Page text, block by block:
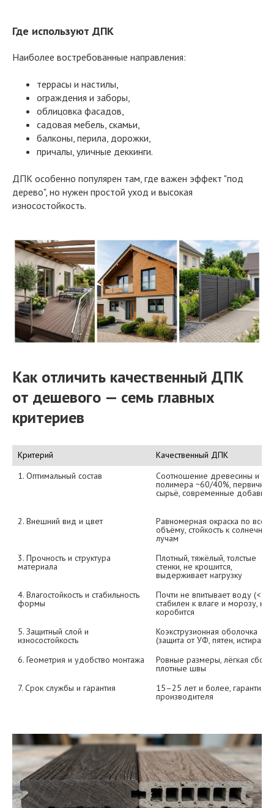
Где используют ДПК
Наиболее востребованные направления:
террасы и настилы,
ограждения и заборы,
облицовка фасадов,
садовая мебель, скамьи,
балконы, перила, дорожки,
причалы, уличные деккинги.
ДПК особенно популярен там, где важен эффект "под
дерево", но нужен простой уход и высокая
износостойкость.
Как отличить качественный ДПК
от дешевого — семь главных
критериев
Критерий
Качественный ДПК
1. Оптимальный состав
Соотношение древесины и
полимера ~60/40%, первичное
сырьё, современные добавки
2. Внешний вид и цвет Равномерная окраска по
объёму, стойкость к солнечным
лучам
3. Прочность и структура
материала
Плотный, тяжёлый, толстые
стенки, не крошится,
выдерживает нагрузку
4. Влагостойкость и стабильность
формы
Почти не впитывает воду
стабилен к влаге и морозу, не
коробится
5. Защитный слой и
износостойкость
Коэкструзионная оболочка
(защита от УФ, пятен,
6. Геометрия и удобство монтажа
Ровные размеры, лёгкая
плотные швы
7. Срок службы и гарантия
15–25 лет и более, гарантия
производителя